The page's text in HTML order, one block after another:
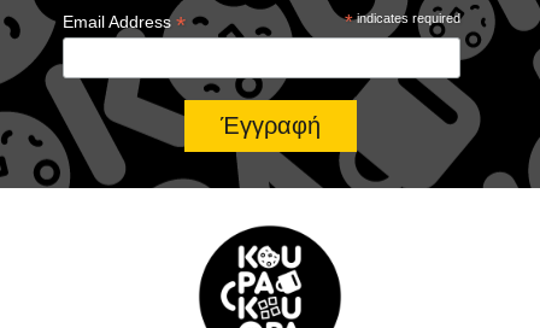
*indicates required
Email Address*